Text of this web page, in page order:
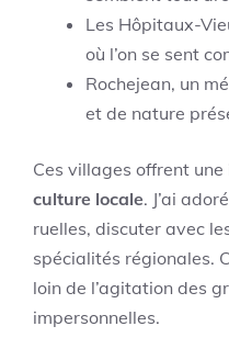
Les Hôpitaux-
où l’on se sent
Rochejean, un
et de nature
Ces villages offrent une
culture locale. J’ai
ruelles, discuter avec
spécialités régionales.
loin de l’agitation des
impersonnelles.